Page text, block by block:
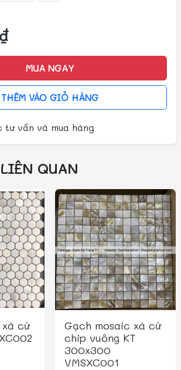
MUA NGAY
THÊM VÀO GIỎ HÀNG
tư vấn và mua hàng
QUAN
cừ
Gạch mosaic xà cừ
chip vuông KT
300x300
VMSXC001